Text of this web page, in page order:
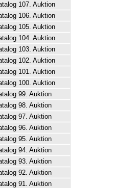
107. Auktion
106. Auktion
105. Auktion
104. Auktion
103. Auktion
102. Auktion
101. Auktion
100. Auktion
99. Auktion
98. Auktion
97. Auktion
96. Auktion
95. Auktion
94. Auktion
93. Auktion
92. Auktion
91. Auktion